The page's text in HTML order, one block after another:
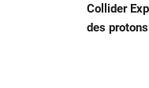
Collider
des